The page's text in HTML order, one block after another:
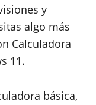
y
algo más
Calculadora
11.
básica,